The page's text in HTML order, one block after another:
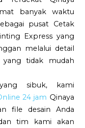
banyak waktu
pusat Cetak
Express yang
melalui detail
tidak mudah
sibuk, kami
24 jam Qinaya
file desain Anda
tim kami akan